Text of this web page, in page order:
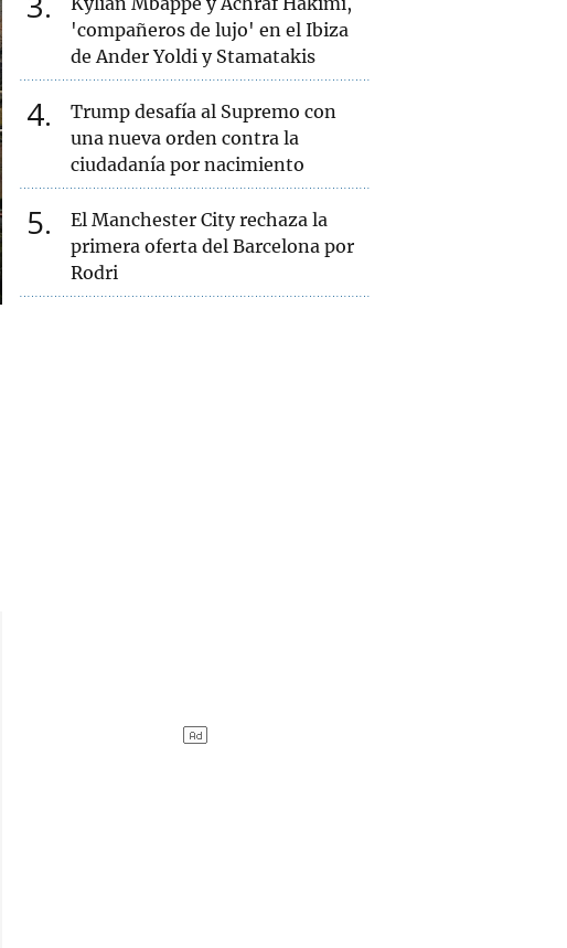
'compañeros de lujo' en el Ibiza
de Ander Yoldi y Stamatakis
4
Trump desafía al Supremo con
una nueva orden contra la
ciudadanía por nacimiento
5
El Manchester City rechaza la
primera oferta del Barcelona por
Rodri